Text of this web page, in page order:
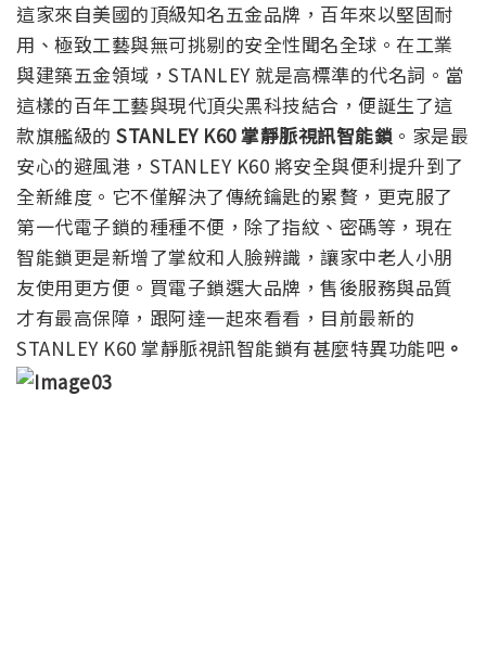
這家來自美國的頂級知名五金品牌，百年來以堅固耐
用、極致工藝與無可挑剔的安全性聞名全球。在工業
與建築五金領域，STANLEY 就是高標準的代名詞。當
這樣的百年工藝與現代頂尖黑科技結合，便誕生了這
款旗艦級的 STANLEY K60 掌靜脈視訊智能鎖 。家是最
安心的避風港，STANLEY K60 將安全與便利提升到了
全新維度。它不僅解決了傳統鑰匙的累贅，更克服了
第一代電子鎖的種種不便，除了指紋、密碼等，現在
智能鎖更是新增了掌紋和人臉辨識，讓家中老人小朋
友使用更方便。買電子鎖選大品牌，售後服務與品質
才有最高保障，跟阿達一起來看看，目前最新的
STANLEY K60 掌靜脈視訊智能鎖有甚麼特異功能吧 。